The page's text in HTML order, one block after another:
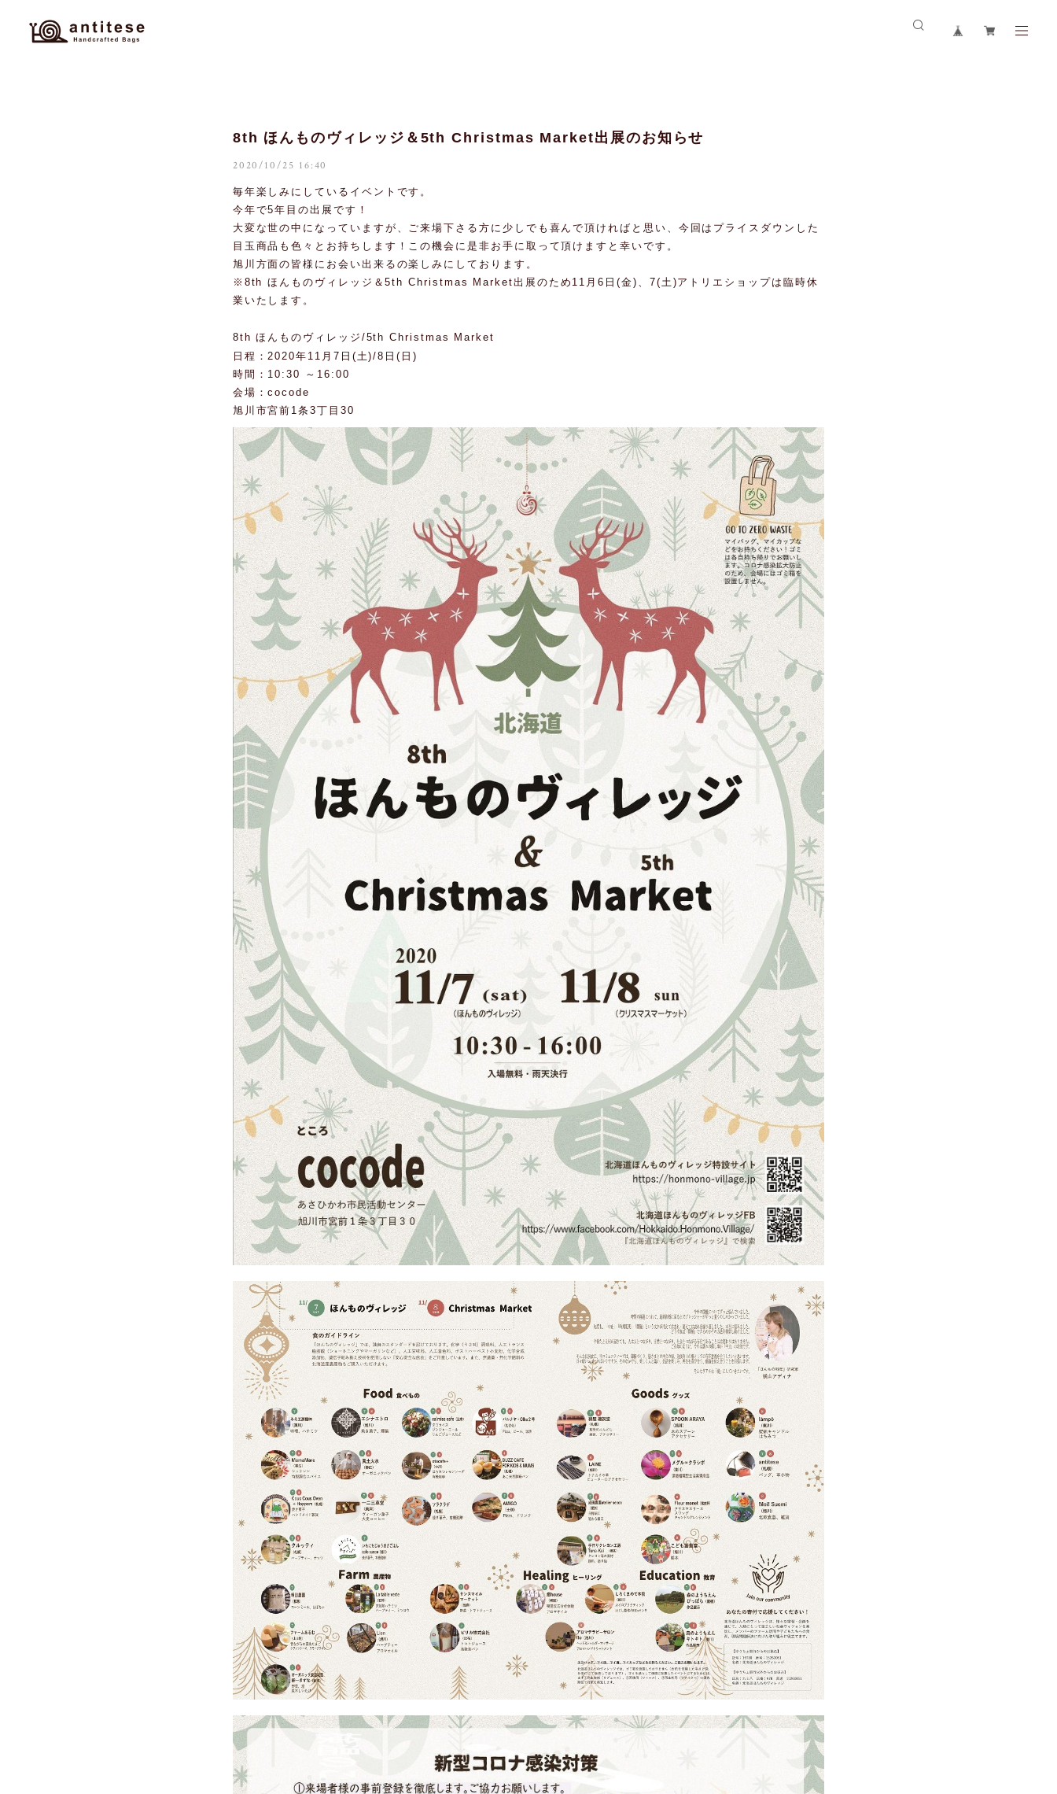
8th ほんものヴィレッジ＆5th Christmas Market出展のお知らせ
2020/10/25 16:40
毎年楽しみにしているイベントです。
今年で5年目の出展です！
大変な世の中になっていますが、ご来場下さる方に少しでも喜んで頂ければと思い、今回はプライスダウンした
目玉商品も色々とお持ちします！この機会に是非お手に取って頂けますと幸いです。
旭川方面の皆様にお会い出来るの楽しみにしております。
※8th ほんものヴィレッジ＆5th Christmas Market出展のため 11月6日(金)、7(土)アトリエショップは臨時休
業いたします。
8th ほんものヴィレッジ/5thChristmas Market
日程：2020年11月7日(土)/8日(日)
時間：10:30 ～16:00
会場：cocode
旭川市宮前1条3丁目30